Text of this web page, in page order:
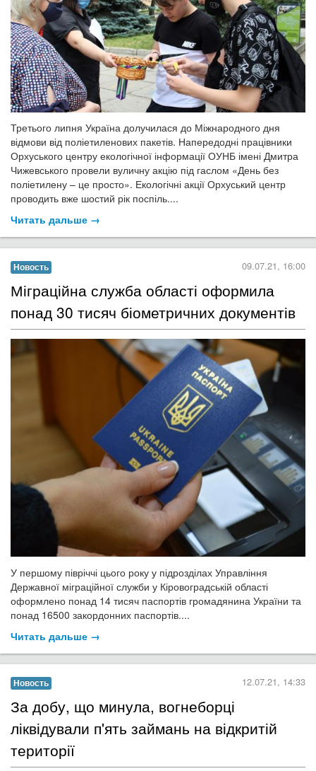
Третього липня Україна долучилася до Міжнародного дня
відмови від поліетиленових пакетів. Напередодні працівники
Орхуського центру екологічної інформації ОУНБ імені Дмитра
Чижевського провели вуличну акцію під гаслом «День без
поліетилену – це просто». Екологічні акції Орхуський центр
проводить вже шостий рік поспіль....
Читать дальше →
Новость 09.07.21, 16:00
Міграційна служба області оформила
понад 30 тисяч біометричних документів
У першому півріччі цього року у підрозділах Управління
Державної міграційної служби у Кіровоградській області
оформлено понад 14 тисяч паспортів громадянина України та
понад 16500 закордонних паспортів....
Читать дальше →
Новость 12.07.21, 14:33
За добу, що минула, вогнеборці
ліквідували п'ять займань на відкритій
території